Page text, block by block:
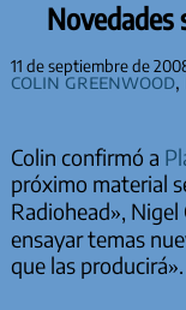
11 de septiembre de
Colin Greenwood,
Colin confirmó a
próximo material
Radiohead»,
ensayar temas
que las producirá».